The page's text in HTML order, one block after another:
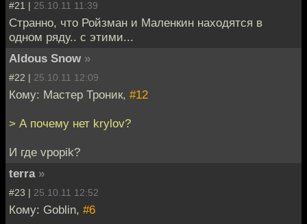
#21 | 25.10.11 11:39
Странно, что Ройзман и Маленкин находятся в
одном ряду.. с этими...
Aldous Snow »
#22 | 25.10.11 12:09
Кому: Мастер Троник, #12
> А почему нет krylov?
И где vpopik?
terra »
#23 | 25.10.11 12:52
Кому: Goblin, #6